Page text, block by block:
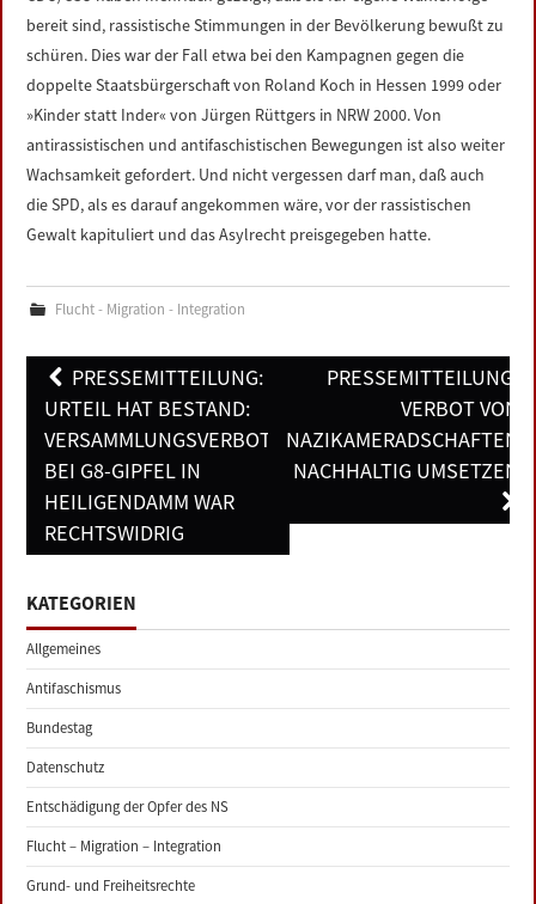
bereit sind, rassistische Stimmungen in der Bevölkerung bewußt zu
schüren. Dies war der Fall etwa bei den Kampagnen gegen die
doppelte Staatsbürgerschaft von Roland Koch in Hessen 1999 oder
»Kinder statt Inder« von Jürgen Rüttgers in NRW 2000. Von
antirassistischen und antifaschistischen Bewegungen ist also weiter
Wachsamkeit gefordert. Und nicht vergessen darf man, daß auch
die SPD, als es darauf angekommen wäre, vor der rassistischen
Gewalt kapituliert und das Asylrecht preisgegeben hatte.
Flucht - Migration - Integration
Post
navigation
PRESSEMITTEILUNG:
URTEIL HAT BESTAND:
VERSAMMLUNGSVERBOT
BEI G8-GIPFEL IN
HEILIGENDAMM WAR
RECHTSWIDRIG
PRESSEMITTEILUNG:
VERBOT VON
NAZIKAMERADSCHAFTEN
NACHHALTIG UMSETZEN
KATEGORIEN
Allgemeines
Antifaschismus
Bundestag
Datenschutz
Entschädigung der Opfer des NS
Flucht – Migration – Integration
Grund- und Freiheitsrechte